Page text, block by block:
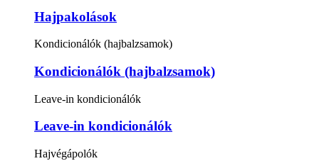
Hajpakolások
Kondicionálók (hajbalzsamok)
Kondicionálók (hajbalzsamok)
Leave-in kondicionálók
Leave-in kondicionálók
Hajvégápolók